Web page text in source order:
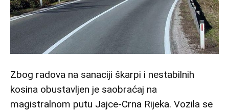
Zbog radova na sanaciji škarpi i nestabilnih
kosina obustavljen je saobraćaj na
magistralnom putu Jajce-Crna Rijeka. Vozila se